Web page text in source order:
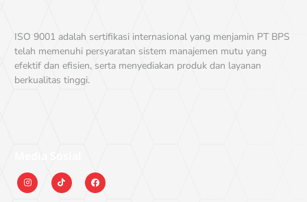
ISO 9001 adalah sertifikasi internasional yang menjamin PT BPS
telah memenuhi persyaratan sistem manajemen mutu yang
efektif dan efisien, serta menyediakan produk dan layanan
berkualitas tinggi.